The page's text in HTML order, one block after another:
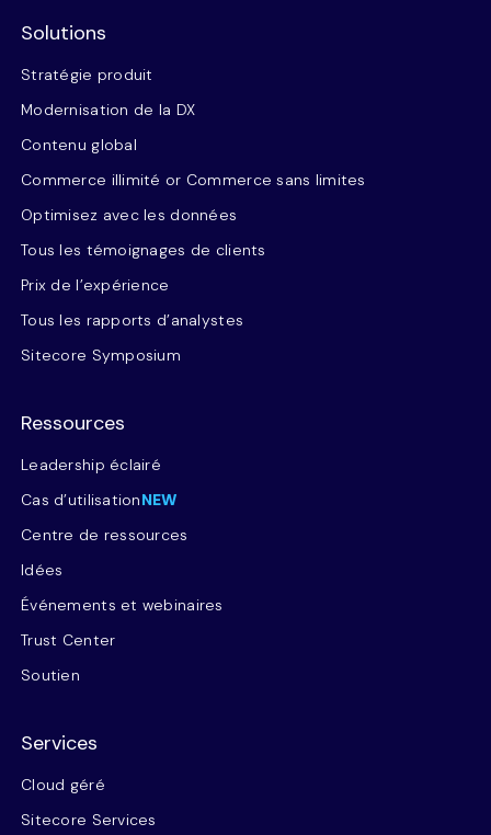
Solutions
Stratégie produit
Modernisation de la DX
Contenu global
Commerce illimité or Commerce sans limites
Optimisez avec les données
Tous les témoignages de clients
Prix de l’expérience
Tous les rapports d’analystes
Sitecore Symposium
Ressources
Leadership éclairé
Cas d’utilisationNEW
Centre de ressources
Idées
Événements et webinaires
Trust Center
Soutien
Services
Cloud géré
Sitecore Services